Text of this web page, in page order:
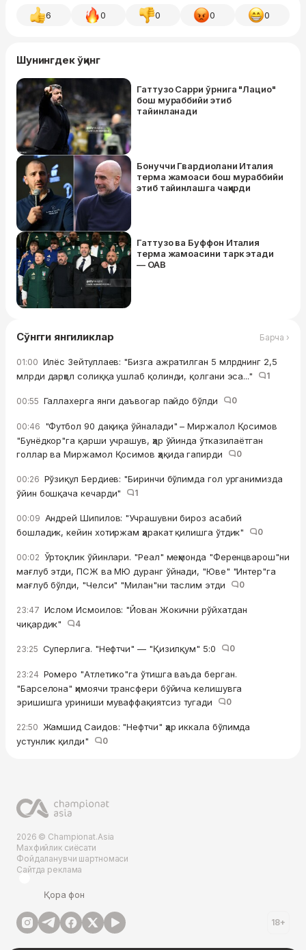
6 0 0 0 0
Шунингдек ўқинг
Гаттузо Сарри ўрнига "Лацио"
бош мураббийи этиб
тайинланади
Бонуччи Гвардиолани Италия
терма жамоаси бош мураббийи
этиб тайинлашга чақирди
Гаттузо ва Буффон Италия
терма жамоасини тарк этади
— ОАВ
Сўнгги янгиликлар Барча ›
01:00 Илёс Зейтуллаев: "Бизга ажратилган 5 млрднинг 2,5
млрди дарҳол солиққа ушлаб қолинди, қолгани эса..."
1
00:55 Галлахерга янги даъвогар пайдо бўлди 0
00:46 "Футбол 90 дақиқа ўйналади" – Миржалол Қосимов
"Бунёдкор"га қарши учрашув, ҳар ўйинда ўтказилаётган
голлар ва Миржамол Қосимов ҳақида гапирди
0
00:26 Рўзиқул Бердиев: "Биринчи бўлимда гол урганимизда
ўйин бошқача кечарди"
1
00:09 Андрей Шипилов: "Учрашувни бироз асабий
бошладик, кейин хотиржам ҳаракат қилишга ўтдик"
0
00:02 Ўртоқлик ўйинлари. "Реал" меҳмонда "Ференцварош"ни
мағлуб этди, ПСЖ ва МЮ дуранг ўйнади, "Юве" "Интер"га
мағлуб бўлди, "Челси" "Милан"ни таслим этди
0
23:47 Ислом Исмоилов: "Йован Жокични рўйхатдан
чиқардик"
4
23:25 Суперлига. "Нефтчи" — "Қизилқум" 5:0 0
23:24 Ромеро "Атлетико"га ўтишга ваъда берган.
"Барселона" ҳимоячи трансфери бўйича келишувга
эришишга уриниши муваффақиятсиз тугади
0
22:50 Жамшид Саидов: "Нефтчи" ҳар иккала бўлимда
устунлик қилди"
0
2026 © Championat.Asia
Махфийлик сиёсати
Фойдаланувчи шартномаси
Сайтда реклама
Қора фон
18+